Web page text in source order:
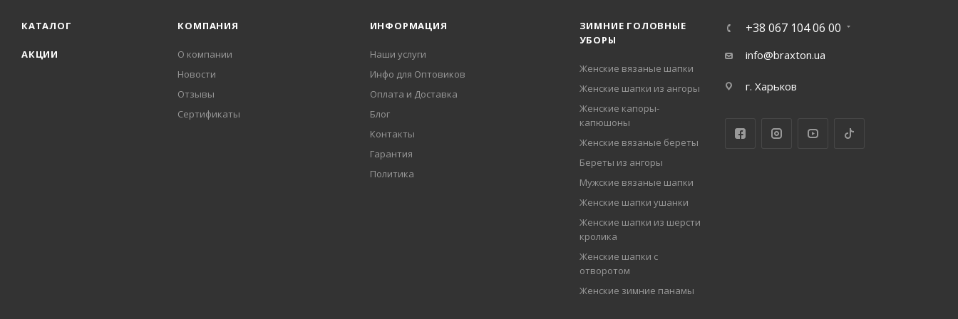
КАТАЛОГ
АКЦИИ
КОМПАНИЯ
О компании
Новости
Отзывы
Сертификаты
ИНФОРМАЦИЯ
Наши услуги
Инфо для Оптовиков
Оплата и Доставка
Блог
Контакты
Гарантия
Политика
ЗИМНИЕ ГОЛОВНЫЕ
УБОРЫ
Женские вязаные шапки
Женские шапки из ангоры
Женские капоры-
капюшоны
Женские вязаные береты
Береты из ангоры
Мужские вязаные шапки
Женские шапки ушанки
Женские шапки из шерсти
кролика
Женские шапки с
отворотом
Женские зимние панамы
+38 067 104 06 00
info@braxton.ua
г. Харьков